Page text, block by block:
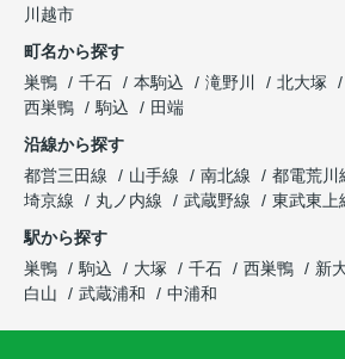
川越市
町名から探す
巣鴨
千石 本駒込 滝野川 北大塚
西巣鴨
駒込
田端
沿線から探す
都営三田線
山手線 南北線 都電荒川
埼京線
丸ノ内線 武蔵野線 東武東上
駅から探す
巣鴨
駒込 大塚 千石 西巣鴨 新
白山
武蔵浦和 中浦和